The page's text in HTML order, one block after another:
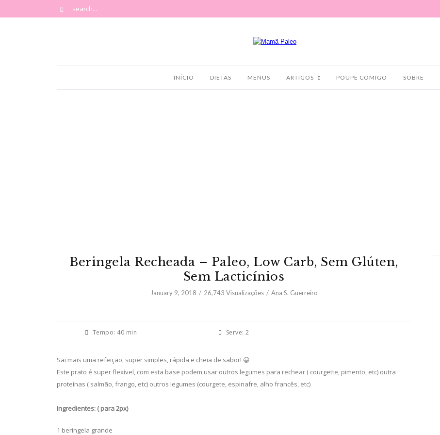
INÍCIO DIETAS MENUS ARTIGOS POUPE COMIGO SOBRE
Beringela Recheada – Paleo, Low Carb, Sem Glúten,
Sem Lacticínios
January 9, 2018 26,743 Visualizações Ana S. Guerreiro
Tempo: 40 min Serve: 2
Sai mais uma refeição, super simples, rápida e cheia de sabor! 😀
Este prato é super flexível, com esta base podem usar outros legumes para rechear ( courgette, pimento, etc) outra
proteínas ( salmão, frango, etc) outros legumes (courgete, espinafre, alho francês, etc)
Ingredientes: ( para 2px)
1 beringela grande